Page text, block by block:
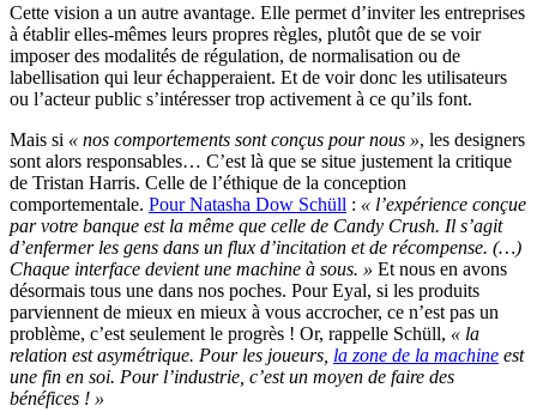
Cette vision a un autre avantage. Elle permet d’inviter les entreprises
à établir elles-mêmes leurs propres règles, plutôt que de se voir
imposer des modalités de régulation, de normalisation ou de
labellisation qui leur échapperaient. Et de voir donc les utilisateurs
ou l’acteur public s’intéresser trop activement à ce qu’ils font.
Mais si « nos comportements sont conçus pour nous », les designers
sont alors responsables… C’est là que se situe justement la critique
de Tristan Harris. Celle de l’éthique de la conception
comportementale. Pour Natasha Dow Schüll : « l’expérience conçue
par votre banque est la même que celle de Candy Crush. Il s’agit
d’enfermer les gens dans un flux d’incitation et de récompense. (…)
Chaque interface devient une machine à sous. » Et nous en avons
désormais tous une dans nos poches. Pour Eyal, si les produits
parviennent de mieux en mieux à vous accrocher, ce n’est pas un
problème, c’est seulement le progrès ! Or, rappelle Schüll, « la
relation est asymétrique. Pour les joueurs, la zone de la machine est
une fin en soi. Pour l’industrie, c’est un moyen de faire des
bénéfices ! »